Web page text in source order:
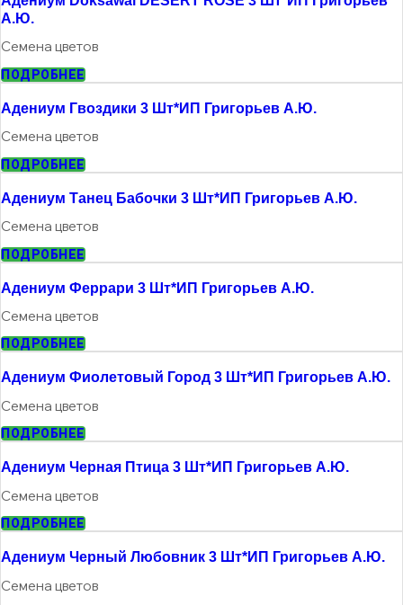
А.Ю.
Семена цветов
ПОДРОБНЕЕ
Адениум Гвоздики 3 Шт*ИП Григорьев А.Ю.
Семена цветов
ПОДРОБНЕЕ
Адениум Танец Бабочки 3 Шт*ИП Григорьев А.Ю.
Семена цветов
ПОДРОБНЕЕ
Адениум Феррари 3 Шт*ИП Григорьев А.Ю.
Семена цветов
ПОДРОБНЕЕ
Адениум Фиолетовый Город 3 Шт*ИП Григорьев А.Ю.
Семена цветов
ПОДРОБНЕЕ
Адениум Черная Птица 3 Шт*ИП Григорьев А.Ю.
Семена цветов
ПОДРОБНЕЕ
Адениум Черный Любовник 3 Шт*ИП Григорьев А.Ю.
Семена цветов